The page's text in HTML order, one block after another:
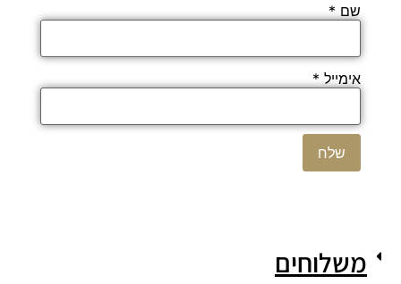
שם *
אימייל *
משלוחים